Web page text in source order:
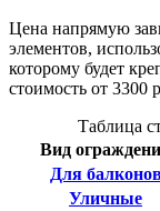
Цена напрямую
элементов,
которому будет
стоимость от 3300
Таблица
Вид
Для
Уличные